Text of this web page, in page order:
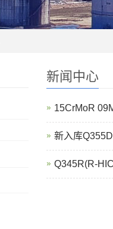
新闻中心
15CrMoR
新入库
Q345R(R-